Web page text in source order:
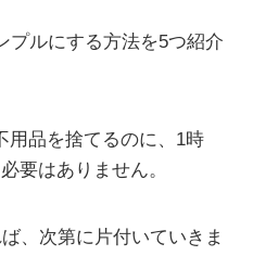
プルにする方法を5つ紹介
用品を捨てるのに、1時
要はありません。
、次第に片付いていきま